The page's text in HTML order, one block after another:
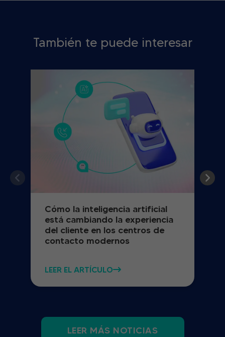
También te puede interesar
Cómo la inteligencia artificial
está cambiando la experiencia
del cliente en los centros de
contacto modernos
LEER EL ARTÍCULO
LEER MÁS NOTICIAS